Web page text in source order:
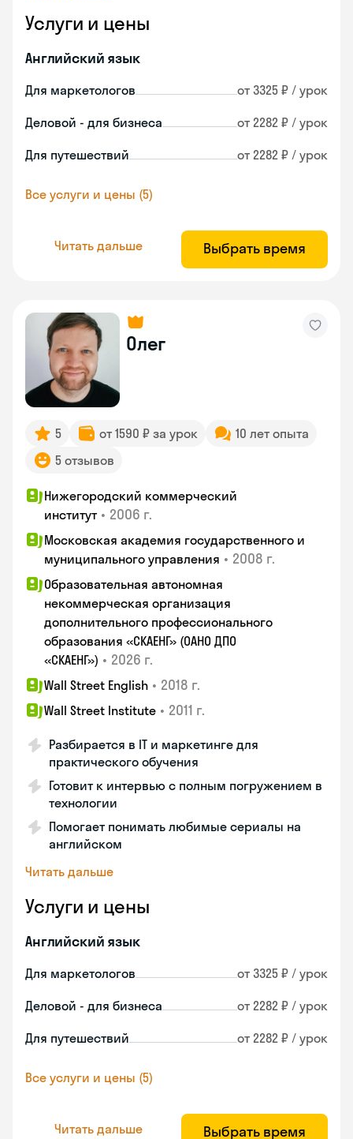
Услуги и цены
Английский язык
Для маркетологов от 3325 ₽ / урок
Деловой - для бизнеса от 2282 ₽ / урок
Для путешествий от 2282 ₽ / урок
Все услуги и цены (5)
Читать дальше Выбрать время
Олег
5 от 1590 ₽ за урок
10 лет опыта
5 отзывов
Нижегородский коммерческий
институт • 2006 г.
Московская академия государственного и
муниципального управления • 2008 г.
Образовательная автономная
некоммерческая организация
дополнительного профессионального
образования «СКАЕНГ» (ОАНО ДПО
«СКАЕНГ») • 2026 г.
Wall Street English • 2018 г.
Wall Street Institute • 2011 г.
Разбирается в IT и маркетинге для
практического обучения
Готовит к интервью с полным погружением в
технологии
Помогает понимать любимые сериалы на
английском
Читать дальше
Услуги и цены
Английский язык
Для маркетологов от 3325 ₽ / урок
Деловой - для бизнеса от 2282 ₽ / урок
Для путешествий от 2282 ₽ / урок
Все услуги и цены (5)
Читать дальше Выбрать время